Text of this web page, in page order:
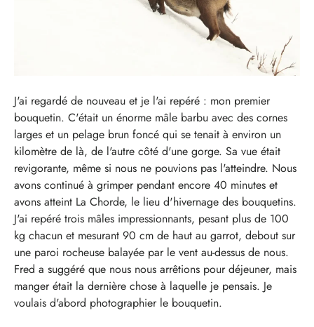
J'ai regardé de nouveau et je l'ai repéré : mon premier
bouquetin. C'était un énorme mâle barbu avec des cornes
larges et un pelage brun foncé qui se tenait à environ un
kilomètre de là, de l'autre côté d'une gorge. Sa vue était
revigorante, même si nous ne pouvions pas l'atteindre. Nous
avons continué à grimper pendant encore 40 minutes et
avons atteint La Chorde, le lieu d'hivernage des bouquetins.
J'ai repéré trois mâles impressionnants, pesant plus de 100
kg chacun et mesurant 90 cm de haut au garrot, debout sur
une paroi rocheuse balayée par le vent au-dessus de nous.
Fred a suggéré que nous nous arrêtions pour déjeuner, mais
manger était la dernière chose à laquelle je pensais. Je
voulais d'abord photographier le bouquetin.